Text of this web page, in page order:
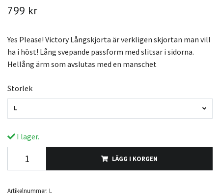
799 kr
Yes Please! Victory Långskjorta är verkligen skjortan man vill
ha i höst! Lång svepande passform med slitsar i sidorna.
Hellång ärm som avslutas med en manschet
Storlek
L
I lager.
LÄGG I KORGEN
Artikelnummer: L